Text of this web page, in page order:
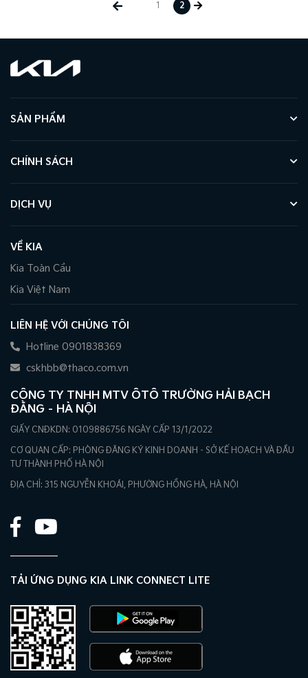
1 2
SẢN PHẨM
CHÍNH SÁCH
DỊCH VỤ
VỀ KIA
Kia Toàn Cầu
Kia Việt Nam
LIÊN HỆ VỚI CHÚNG TÔI
Hotline 0901838369
cskhbb@thaco.com.vn
CÔNG TY TNHH MTV ÔTÔ TRƯỜNG HẢI BẠCH
ĐẰNG – HÀ NỘI
GIẤY CNĐKDN: 0109886756 NGÀY CẤP 13/1/2022
CƠ QUAN CẤP: PHÒNG ĐĂNG KÝ KINH DOANH - SỞ KẾ HOẠCH VÀ ĐẦU
TƯ THÀNH PHỐ HÀ NỘI
ĐỊA CHỈ: 315 NGUYỄN KHOÁI, PHƯỜNG HỒNG HÀ, HÀ NỘI
TẢI ỨNG DỤNG KIA LINK CONNECT LITE